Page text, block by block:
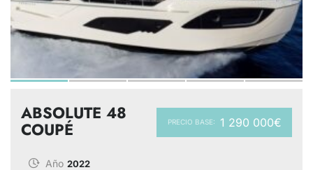
PRECIO BASE: 1 290 000€
ABSOLUTE 48
COUPÉ
Año 2022